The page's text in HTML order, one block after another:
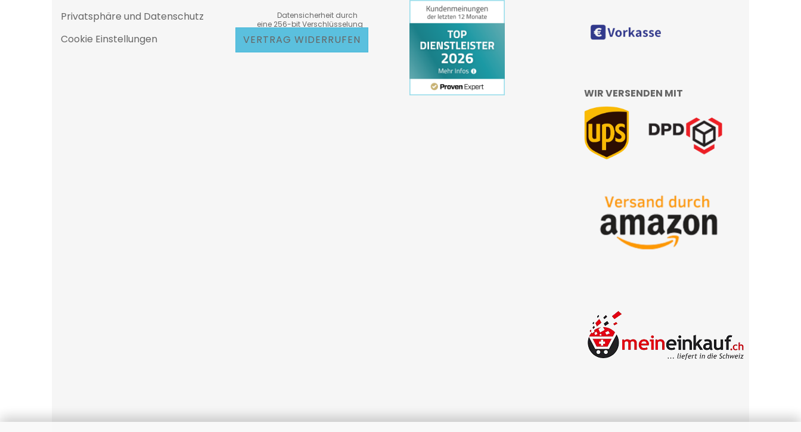
Privatsphäre und Datenschutz
Cookie Einstellungen
Datensicherheit durch
eine 256-bit Verschlüsselung
VERTRAG WIDERRUFEN
WIR VERSENDEN MIT